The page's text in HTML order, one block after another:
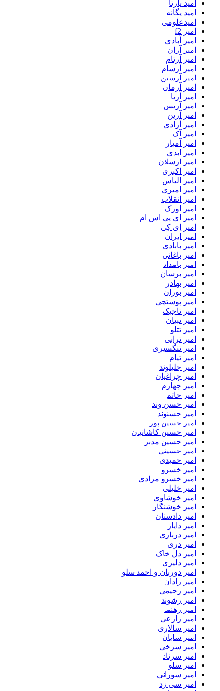
امید یارتا
امید یگانه
امیدعلومی
امیر f2
امیر آبادی
امیر آران
امیر آرتام
امیر آرسام
امیر آرسین
امیر آرمان
امیر آریا
امیر آریس
امیر آرین
امیر آزادی
امیر آک
امیر آمیار
امیر ابدی
امیر ارسلان
امیر اکبری
امیر الیاس
امیر امیری
امیر انقلاب
امیر اورک
امیر ای پی اس ام
امیر اِی کِی
امیر ایران
امیر بابادی
امیر باغانی
امیر بامداد
امیر برسان
امیر بهادر
امیر بوران
امیر پوستچی
امیر تاجیک
امیر تبیان
امیر تتلو
امیر ترابی
امیر تنگسیری
امیر تیام
امیر جلیلوند
امیر چراغیان
امیر چهارم
امیر حاتم
امیر حسن وند
امیر حسنوند
امیر حسین پور
امیر حسین کاشانیان
امیر حسین مدبر
امیر حسینی
امیر حمیدی
امیر خسرو
امیر خسرو مرادی
امیر خلیلی
امیر خوشاوی
امیر خوشنگار
امیر دادستان
امیر دایاز
امیر درباری
امیر دری
امیر دل خاک
امیر دلیری
امیر دوربان و احمد سلو
امیر رادان
امیر رحیمی
امیر رشوند
امیر رهنما
امیر زارعی
امیر سالاری
امیر سایان
امیر سرخی
امیر سرناد
امیر سلو
امیر سورانی
امیر سی زد